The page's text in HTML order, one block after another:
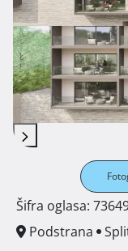
Šifra oglasa:
Podstrana